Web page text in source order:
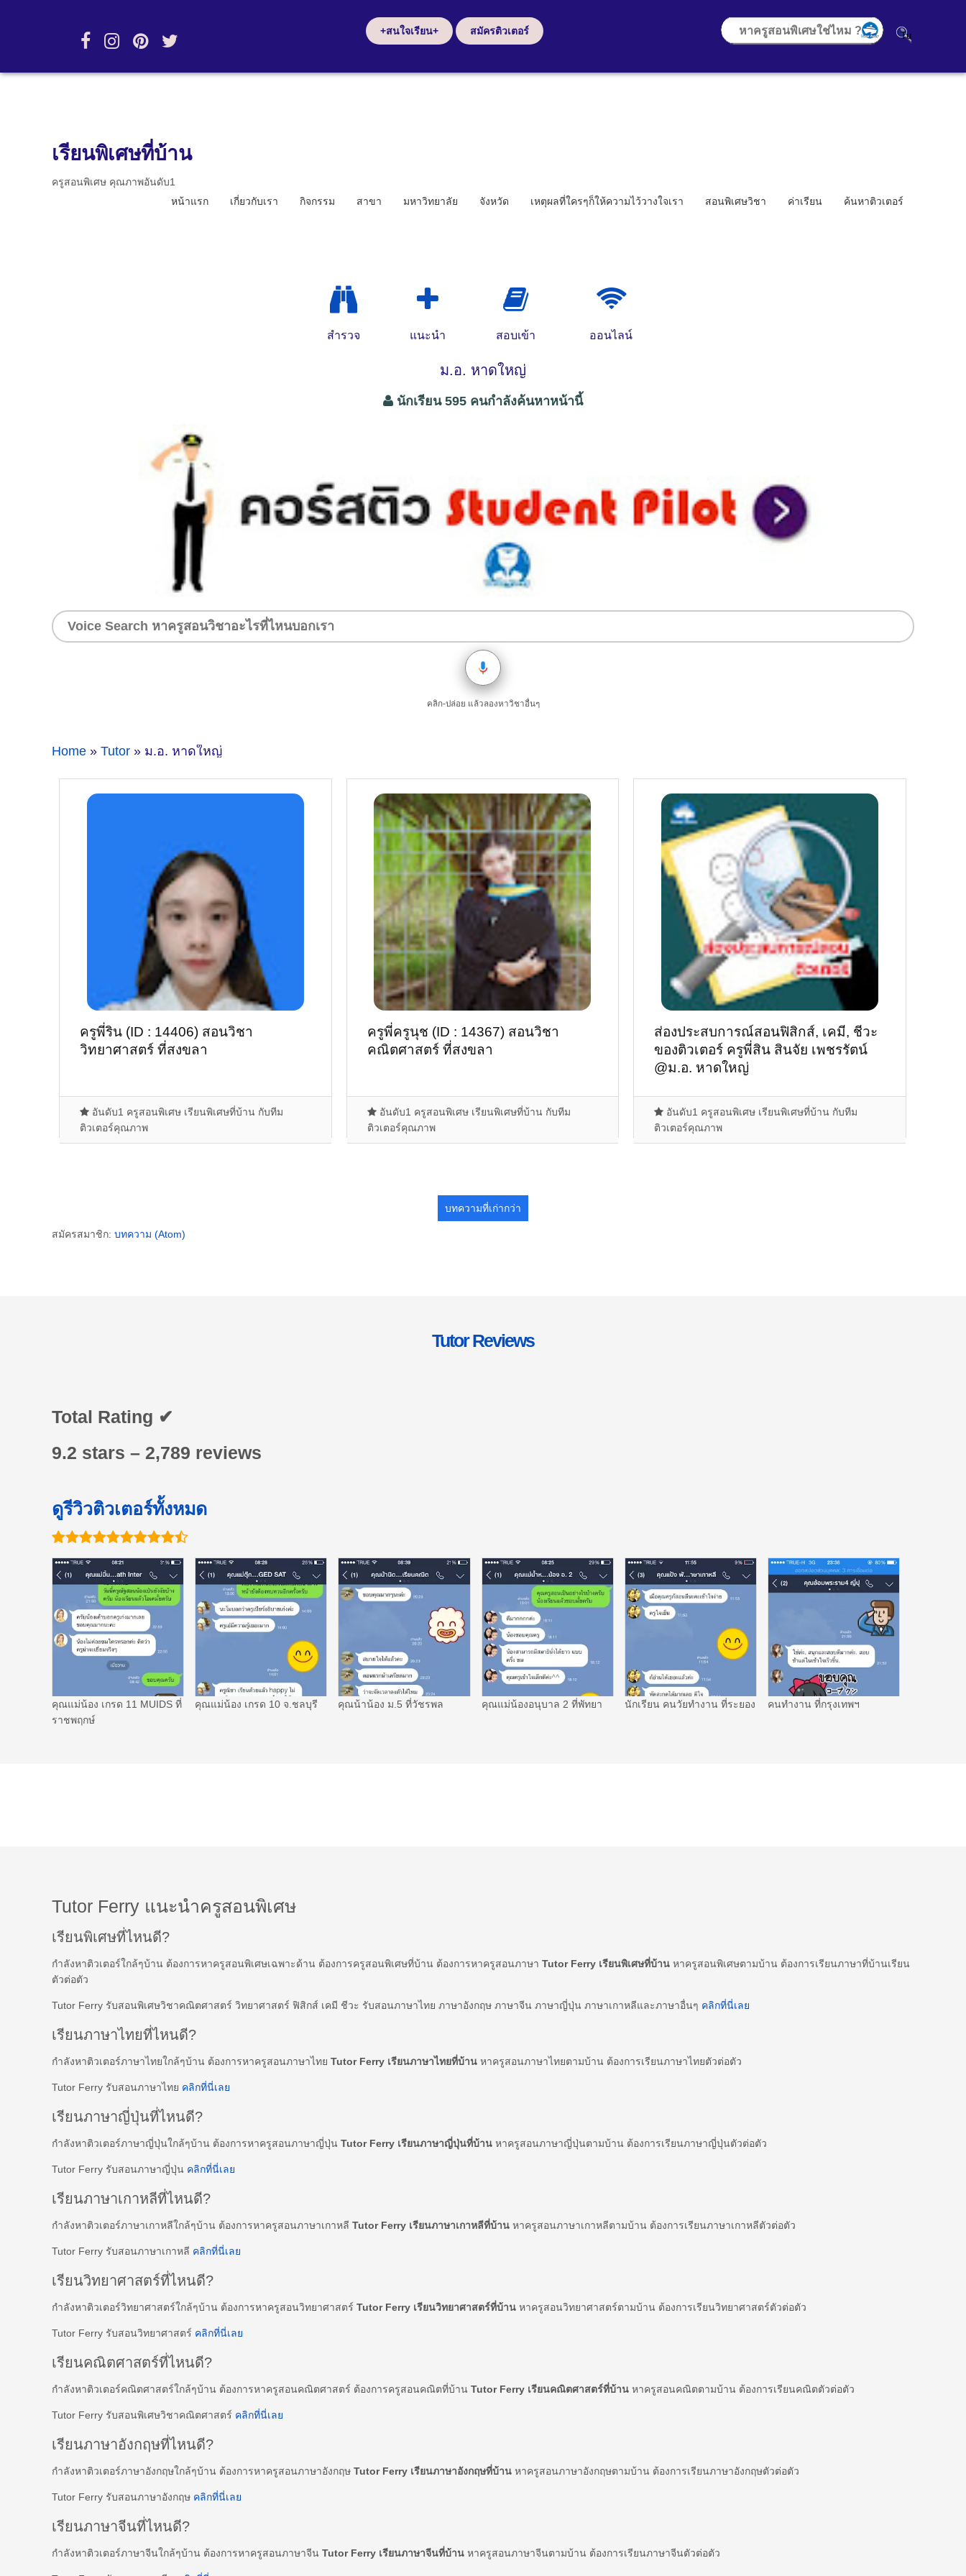
+สนใจเรียน+ สมัครติวเตอร์
เรียนพิเศษที่บ้าน
ครูสอนพิเศษ คุณภาพอันดับ1
หน้าแรก
เกี่ยวกับเรา กิจกรรม สาขา มหาวิทยาลัย จังหวัด เหตุผลที่ใครๆก็ให้ความไว้วางใจเรา สอนพิเศษวิชา ค่าเรียน ค้นหาติวเตอร์
สำรวจ แนะนำ สอบเข้า ออนไลน์
ม.อ. หาดใหญ่
นักเรียน 595 คนกำลังค้นหาหน้านี้
คลิก-ปล่อย แล้วลองหาวิชาอื่นๆ
Home » Tutor » ม.อ. หาดใหญ่
ครูพี่ริน (ID : 14406) สอนวิชา
วิทยาศาสตร์ ที่สงขลา
อันดับ1 ครูสอนพิเศษ เรียนพิเศษที่บ้าน กับทีม
ติวเตอร์คุณภาพ
ครูพี่ครูนุช (ID : 14367) สอนวิชา
คณิตศาสตร์ ที่สงขลา
อันดับ1 ครูสอนพิเศษ เรียนพิเศษที่บ้าน กับทีม
ติวเตอร์คุณภาพ
ส่องประสบการณ์สอนฟิสิกส์, เคมี, ชีวะ
ของติวเตอร์ ครูพี่สิน สินจัย เพชรรัตน์
@ม.อ. หาดใหญ่
อันดับ1 ครูสอนพิเศษ เรียนพิเศษที่บ้าน กับทีม
ติวเตอร์คุณภาพ
บทความที่เก่ากว่า
สมัครสมาชิก: บทความ (Atom)
Tutor Reviews
Total Rating ✔
9.2 stars – 2,789 reviews
ดูรีวิวติวเตอร์ทั้งหมด
คุณแม่น้อง เกรด 11 MUIDS ที่
ราชพฤกษ์
คุณแม่น้อง เกรด 10 จ.ชลบุรี คุณน้าน้อง ม.5 ที่วัชรพล คุณแม่น้องอนุบาล 2 ที่พัทยา นักเรียน คนวัยทำงาน ที่ระยอง คนทำงาน ที่กรุงเทพฯ
Tutor Ferry แนะนำครูสอนพิเศษ
เรียนพิเศษที่ไหนดี?
กำลังหาติวเตอร์ใกล้ๆบ้าน ต้องการหาครูสอนพิเศษเฉพาะด้าน ต้องการครูสอนพิเศษที่บ้าน ต้องการหาครูสอนภาษา Tutor Ferry เรียนพิเศษที่บ้าน หาครูสอนพิเศษตามบ้าน ต้องการเรียนภาษาที่บ้านเรียน
ตัวต่อตัว
Tutor Ferry รับสอนพิเศษวิชาคณิตศาสตร์ วิทยาศาสตร์ ฟิสิกส์ เคมี ชีวะ รับสอนภาษาไทย ภาษาอังกฤษ ภาษาจีน ภาษาญี่ปุ่น ภาษาเกาหลีและภาษาอื่นๆ คลิกที่นี่เลย
เรียนภาษาไทยที่ไหนดี?
กำลังหาติวเตอร์ภาษาไทยใกล้ๆบ้าน ต้องการหาครูสอนภาษาไทย Tutor Ferry เรียนภาษาไทยที่บ้าน หาครูสอนภาษาไทยตามบ้าน ต้องการเรียนภาษาไทยตัวต่อตัว
Tutor Ferry รับสอนภาษาไทย คลิกที่นี่เลย
เรียนภาษาญี่ปุ่นที่ไหนดี?
กำลังหาติวเตอร์ภาษาญี่ปุ่นใกล้ๆบ้าน ต้องการหาครูสอนภาษาญี่ปุ่น Tutor Ferry เรียนภาษาญี่ปุ่นที่บ้าน หาครูสอนภาษาญี่ปุ่นตามบ้าน ต้องการเรียนภาษาญี่ปุ่นตัวต่อตัว
Tutor Ferry รับสอนภาษาญี่ปุ่น คลิกที่นี่เลย
เรียนภาษาเกาหลีที่ไหนดี?
กำลังหาติวเตอร์ภาษาเกาหลีใกล้ๆบ้าน ต้องการหาครูสอนภาษาเกาหลี Tutor Ferry เรียนภาษาเกาหลีที่บ้าน หาครูสอนภาษาเกาหลีตามบ้าน ต้องการเรียนภาษาเกาหลีตัวต่อตัว
Tutor Ferry รับสอนภาษาเกาหลี คลิกที่นี่เลย
เรียนวิทยาศาสตร์ที่ไหนดี?
กำลังหาติวเตอร์วิทยาศาสตร์ใกล้ๆบ้าน ต้องการหาครูสอนวิทยาศาสตร์ Tutor Ferry เรียนวิทยาศาสตร์ที่บ้าน หาครูสอนวิทยาศาสตร์ตามบ้าน ต้องการเรียนวิทยาศาสตร์ตัวต่อตัว
Tutor Ferry รับสอนวิทยาศาสตร์ คลิกที่นี่เลย
เรียนคณิตศาสตร์ที่ไหนดี?
กำลังหาติวเตอร์คณิตศาสตร์ใกล้ๆบ้าน ต้องการหาครูสอนคณิตศาสตร์ ต้องการครูสอนคณิตที่บ้าน Tutor Ferry เรียนคณิตศาสตร์ที่บ้าน หาครูสอนคณิตตามบ้าน ต้องการเรียนคณิตตัวต่อตัว
Tutor Ferry รับสอนพิเศษวิชาคณิตศาสตร์ คลิกที่นี่เลย
เรียนภาษาอังกฤษที่ไหนดี?
กำลังหาติวเตอร์ภาษาอังกฤษใกล้ๆบ้าน ต้องการหาครูสอนภาษาอังกฤษ Tutor Ferry เรียนภาษาอังกฤษที่บ้าน หาครูสอนภาษาอังกฤษตามบ้าน ต้องการเรียนภาษาอังกฤษตัวต่อตัว
Tutor Ferry รับสอนภาษาอังกฤษ คลิกที่นี่เลย
เรียนภาษาจีนที่ไหนดี?
กำลังหาติวเตอร์ภาษาจีนใกล้ๆบ้าน ต้องการหาครูสอนภาษาจีน Tutor Ferry เรียนภาษาจีนที่บ้าน หาครูสอนภาษาจีนตามบ้าน ต้องการเรียนภาษาจีนตัวต่อตัว